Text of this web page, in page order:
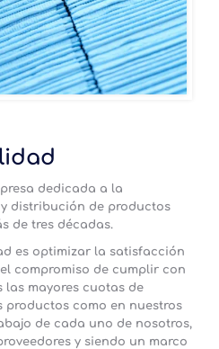
dedicada a la
distribución de productos
de tres décadas.
es optimizar la satisfacción
compromiso de cumplir con
las mayores cuotas de
como en nuestros
de cada uno de nosotros,
y siendo un marco